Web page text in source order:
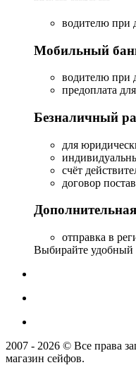
водителю при
Мобильный
водителю при
предоплата
Безналичный
для
счёт
договор
отправка в
Выбирайте удобный
2007 - 2026 © Все права
магазин сейфов.